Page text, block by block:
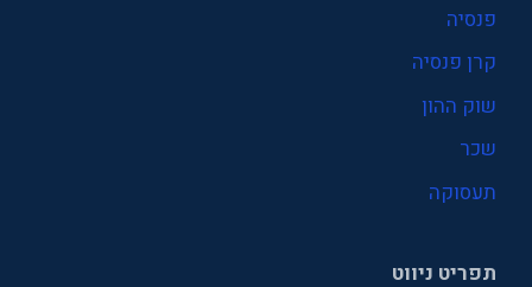
פנסיה
קרן פנסיה
שוק ההון
שכר
תעסוקה
תפריט ניווט